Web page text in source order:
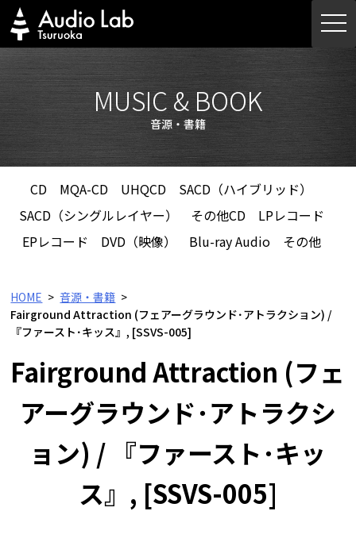
Skip
to
content
MUSIC & BOOK
音源・書籍
CD MQA-CD UHQCD
SACD（ハイブリッド）
SACD（シングルレイヤー）
その他CD
LPレコード
EPレコード
DVD（映像） Blu-ray Audio その他
HOME
音源・書籍
Fairground Attraction (フェアーグラウンド･アトラクション) /
『ファースト･キッス』, [SSVS-005]
Fairground Attraction (フェ
アーグラウンド･アトラクシ
ョン) / 『ファースト･キッ
ス』, [SSVS-005]